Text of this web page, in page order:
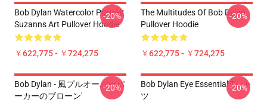
Bob Dylan Watercolor Portrait
Suzanns Art Pullover Hoodie
￥622,775 - ￥724,275
-20%
The Multitudes Of Bob Dylan
Pullover Hoodie
￥622,775 - ￥724,275
-20%
Bob Dylan - 風プルオーバーパ
ーカーのブローン'
-20%
Bob Dylan Eye Essential Tシャ
ツ
-20%